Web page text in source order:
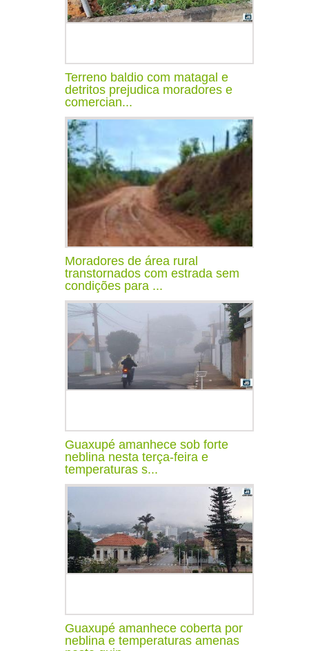
Terreno baldio com matagal e
detritos prejudica moradores e
comercian...
Moradores de área rural
transtornados com estrada sem
condições para ...
Guaxupé amanhece sob forte
neblina nesta terça-feira e
temperaturas s...
Guaxupé amanhece coberta por
neblina e temperaturas amenas